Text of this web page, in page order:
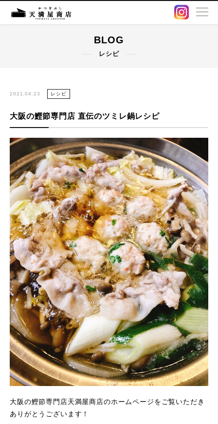
出汁パック
鰹節・削り節
オンラインストア
店舗情報
アクセス
BLOG
レシピ
2021.04.23 レシピ
大阪の鰹節専門店 直伝のツミレ鍋レシピ
大阪の鰹節専門店天満屋商店のホームページをご覧いただき
ありがとうございます！